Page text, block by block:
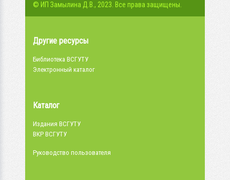
© ИП Замылина Д.В., 2023. Все права защищены.
Другие ресурсы
Библиотека ВСГУТУ
Электронный каталог
Каталог
Издания ВСГУТУ
ВКР ВСГУТУ
Руководство пользователя